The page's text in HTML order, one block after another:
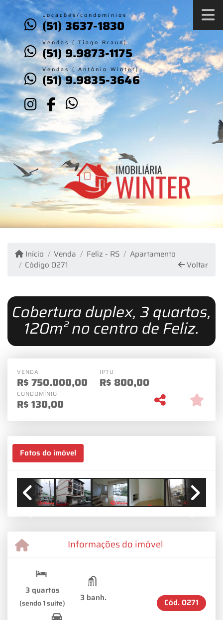
Locações/condomínios
(51) 3637-1830
Vendas ( Tiago Braun)
(51) 9.9873-1175
Vendas ( Antônio Winter)
(51) 9.9835-3646
Início Venda Feliz - RS
Apartamento
Código 0271
Voltar
Cobertura duplex, 3 quartos,
120m² no centro de Feliz.
VENDA
R$750.000,00
IPTU
R$ 800,00
CONDOMÍNIO
R$130,00
Fotos do imóvel
Previous Next
Informações do imóvel
3 quartos
(sendo 1 suíte) 3 banh. Cód. 0271